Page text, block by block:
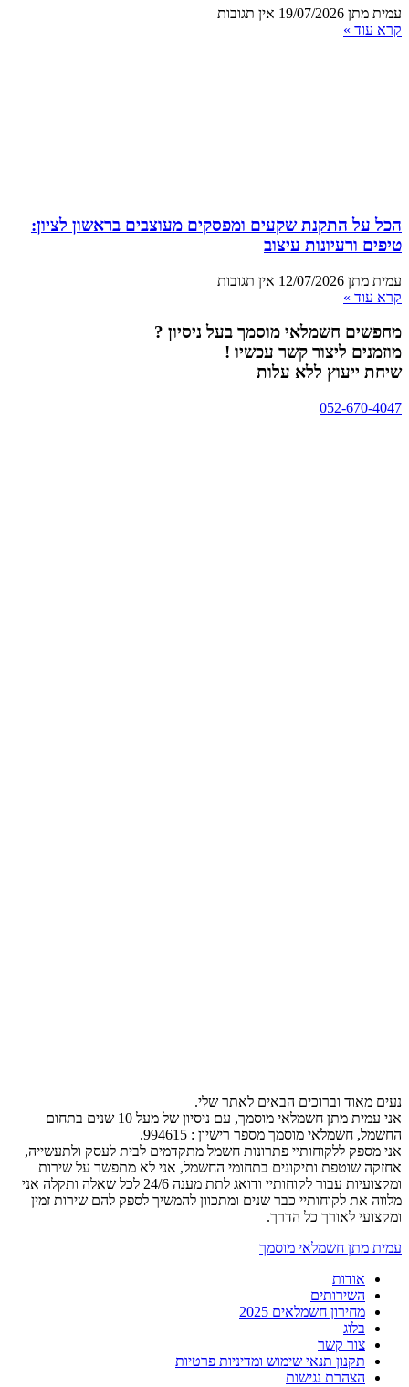
עמית מתן 19/07/2026 אין תגובות
קרא עוד »
הכל על התקנת שקעים ומפסקים מעוצבים בראשון לציון:
טיפים ורעיונות עיצוב
עמית מתן 12/07/2026 אין תגובות
קרא עוד »
מחפשים חשמלאי מוסמך בעל ניסיון ?
מוזמנים ליצור קשר עכשיו !
שיחת ייעוץ ללא עלות
052-670-4047
נעים מאוד וברוכים הבאים לאתר שלי.
אני עמית מתן חשמלאי מוסמך, עם ניסיון של מעל 10 שנים בתחום
החשמל, חשמלאי מוסמך מספר רישיון : 994615.
אני מספק ללקוחותיי פתרונות חשמל מתקדמים לבית לעסק ולתעשייה,
אחזקה שוטפת ותיקונים בתחומי החשמל, אני לא מתפשר על שירות
ומקצועיות עבור לקוחותיי ודואג לתת מענה 24/6 לכל שאלה ותקלה אני
מלווה את לקוחותיי כבר שנים ומתכוון להמשיך לספק להם שירות זמין
ומקצועי לאורך כל הדרך.
עמית מתן חשמלאי מוסמך
אודות
השירותים
מחירון חשמלאים 2025
בלוג
צור קשר
תקנון תנאי שימוש ומדיניות פרטיות
הצהרת נגישות